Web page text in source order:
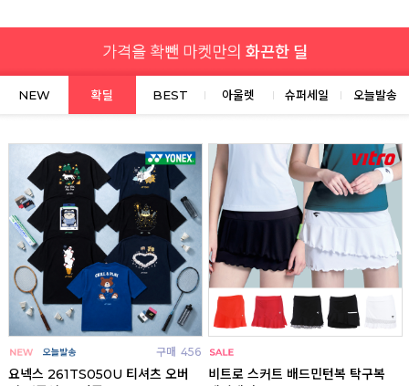
NEW 확딜 BEST 아울렛 슈퍼세일 오늘발송
구매 456
요넥스 261TS050U 티셔츠 오버
비트로 스커트 배드민턴복 탁구복